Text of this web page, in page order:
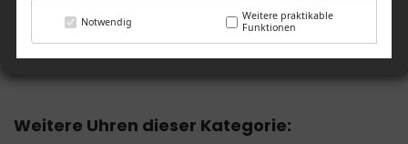
EIGENES LOGO AUFSPIELEN
Weitere Uhren dieser Kategorie:
Notwendig
Weitere praktikable
Funktionen